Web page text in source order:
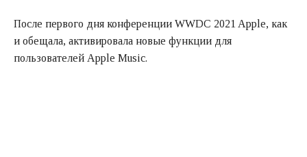
После первого дня конференции WWDC 2021 Apple, как
и обещала, активировала новые функции для
пользователей Apple Music.